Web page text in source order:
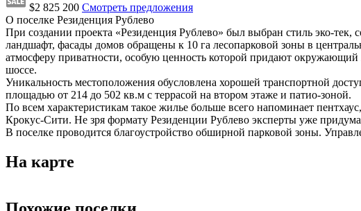
$2 825 200 Смотреть предложения
О поселке Резиденция Рублево
При создании проекта «Резиденция Рублево» был выбран стиль эко-
ландшафт, фасады домов обращены к 10 га лесопарковой зоны в
атмосферу приватности, особую ценность которой придают
шоссе.
Уникальность местоположения обусловлена хорошей транспортной
площадью от 214 до 502 кв.м с террасой на втором этаже и патио-зоной.
По всем характеристикам такое жилье больше всего напоминает
Крокус-Сити. Не зря формату Резиденции Рублево эксперты уже
В поселке проводится благоустройство обширной парковой зоны.
На карте